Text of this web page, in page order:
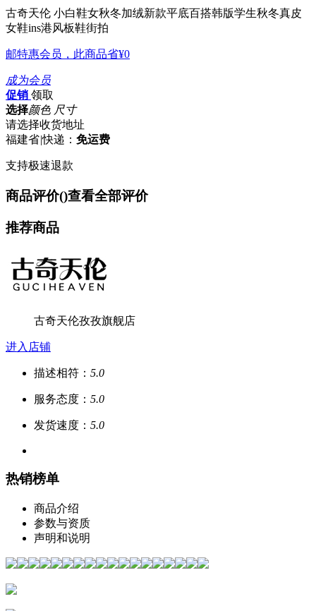
古奇天伦 小白鞋女秋冬加绒新款平底百搭韩版学生秋冬真皮
女鞋ins港风板鞋街拍
邮特惠会员，此商品省¥0
成为会员
促销 领取
选择颜色 尺寸
请选择收货地址
福建省|快递： 免运费
支持极速退款
商品评价()查看全部评价
推荐商品
古奇天伦孜孜旗舰店
进入店铺
描述相符： 5.0
服务态度： 5.0
发货速度： 5.0
热销榜单
商品介绍
参数与资质
声明和说明